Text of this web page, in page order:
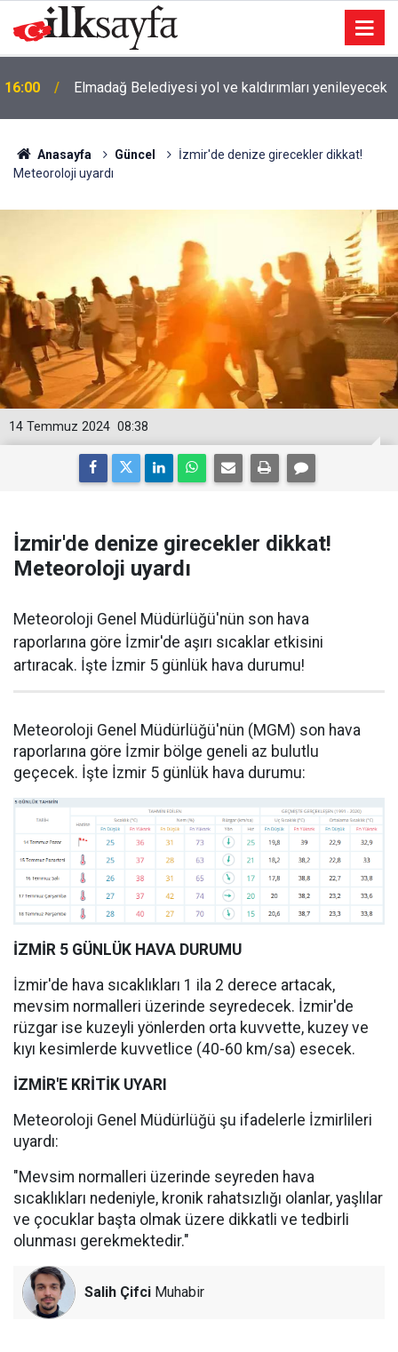
16:00 Elmadağ Belediyesi yol ve kaldırımları yenileyecek
Anasayfa Güncel
İzmir'de denize girecekler dikkat!
Meteoroloji uyardı
08:38
14 Temmuz 2024
İzmir'de denize girecekler dikkat!
Meteoroloji uyardı
Meteoroloji Genel Müdürlüğü'nün son hava
raporlarına göre İzmir'de aşırı sıcaklar etkisini
artıracak. İşte İzmir 5 günlük hava durumu!
Meteoroloji Genel Müdürlüğü'nün (MGM) son hava
raporlarına göre İzmir bölge geneli az bulutlu
geçecek. İşte İzmir 5 günlük hava durumu:
İZMİR 5 GÜNLÜK HAVA DURUMU
İzmir'de hava sıcaklıkları 1 ila 2 derece artacak,
mevsim normalleri üzerinde seyredecek. İzmir'de
rüzgar ise kuzeyli yönlerden orta kuvvette, kuzey ve
kıyı kesimlerde kuvvetlice (40-60 km/sa) esecek.
İZMİR'E KRİTİK UYARI
Meteoroloji Genel Müdürlüğü şu ifadelerle İzmirlileri
uyardı:
"Mevsim normalleri üzerinde seyreden hava
sıcaklıkları nedeniyle, kronik rahatsızlığı olanlar, yaşlılar
ve çocuklar başta olmak üzere dikkatli ve tedbirli
olunması gerekmektedir."
Salih Çifci Muhabir